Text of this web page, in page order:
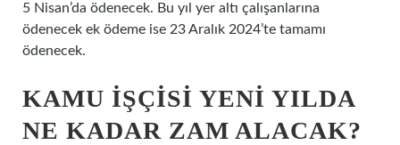
5 Nisan’da ödenecek. Bu yıl yer altı çalışanlarına
ödenecek ek ödeme ise 23 Aralık 2024’te tamamı
ödenecek.
KAMU IŞÇISI YENI YILDA
NE KADAR ZAM ALACAK?